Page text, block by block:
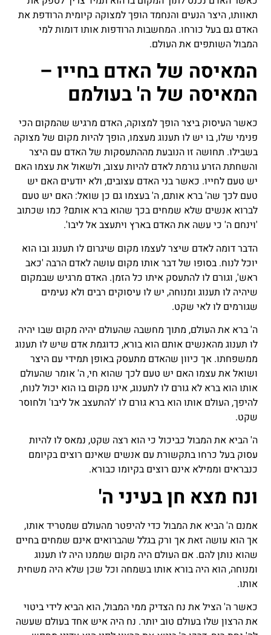
תאוותו, היצר הנעים והנחמד הופך למצוקה קיומית הרודפת את
האדם גם בעל כורחו. המחשבות הרודפות אותו דומות למי
המבול השותפים את העולם.
המאיסה של האדם בחייו –
המאיסה של ה' בעולמם
כאשר העיסוק ביצר הופך למצוקה, האדם מרגיש שהמקום הכי
פנימי שלו, בו יש לו תענוג מעצמו, הופך להיות מקום של מצוקה
בשבילו. תחושה זו הנובעת מההתעסקות של האדם עם היצר
והשחתת הזרע גורמת לאדם להיות עצוב, ולשאול את עצמו האם
יש טעם לחייו. כאשר בני האדם עצובים, ולא יודעים האם יש
טעם לכך שה' ברא אותם, ה' בעצמו גם כן שואל: האם יש טעם
לברוא אנשים שלא שמחים בכך שהוא ברא אותם? כמו שכתוב
'וינחם ה' כי עשה את האדם בארץ ויתעצב אל ליבו'.
הדבר דומה לאדם שיצר לעצמו מקום שיגרום לו תענוג ובו הוא
יוכל לנוח. בסופו של דבר אותו מקום עושה לאדם הרבה 'כאב
ראש', וגורם לו להתעסק איתו כל הזמן. האדם מרגיש שבמקום
שיהיה לו תענוג ומנוחה, יש לו עיסוקים רבים ולא נעימים
שגורמים לו לאי שקט.
ה' ברא את העולם, מתוך מחשבה שהעולם יהיה מקום שבו יהיה
לו תענוג מהאנשים אותם הוא בורא, כדוגמת אדם שיש לו תענוג
ממשפחתו. אך כיוון שהאדם מתעסק באופן תמידי עם היצר
ושואל את עצמו האם יש טעם לכך שהוא חי, ה' אומר שהעולם
אותו הוא ברא לא גורם לו לתענוג, אינו מקום בו הוא יכול לנוח,
להיפך, העולם אותו הוא ברא גורם לו 'להתעצב אל ליבו' ולחוסר
שקט.
ה' הביא את המבול כביכול כי הוא רצה שקט, נמאס לו להיות
עסוק בעל כרחו בתקשורת עם אנשים שאינם רוצים בקיומם
כנבראים וממילא אינם רוצים בקיומו כבורא.
ונח מצא חן בעיני ה'
אמנם ה' הביא את המבול כדי להיפטר מהעולם שמטריד אותו,
אך הוא עושה זאת אך ורק בגלל שהברואים אינם שמחים בחיים
שהוא נותן להם. אם העולם היה מקום שממנו היה לו תענוג
ומנוחה, הוא היה בורא אותו בשמחה וכל שכן שלא היה משחית
אותו.
כאשר ה' הציל את נח הצדיק ממי המבול, הוא הביא לידי ביטוי
את הרצון שלו בעולם טוב יותר. נח היה איש אחד בעולם שעשה